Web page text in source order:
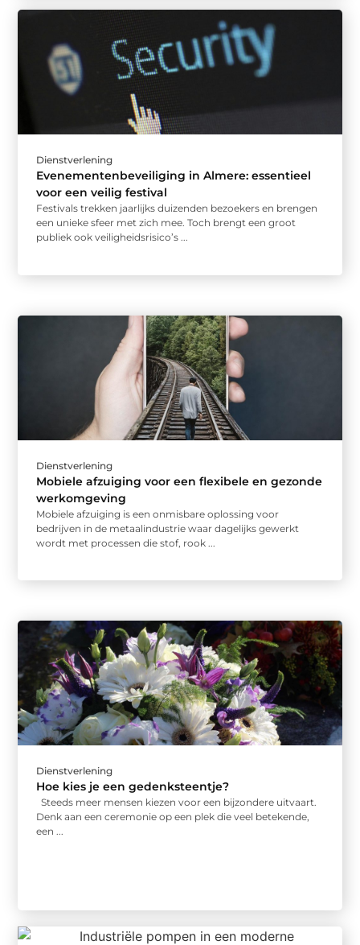
Dienstverlening
Evenementenbeveiliging in Almere: essentieel
voor een veilig festival
Festivals trekken jaarlijks duizenden bezoekers en brengen
een unieke sfeer met zich mee. Toch brengt een groot
publiek ook veiligheidsrisico’s ...
Dienstverlening
Mobiele afzuiging voor een flexibele en gezonde
werkomgeving
Mobiele afzuiging is een onmisbare oplossing voor
bedrijven in de metaalindustrie waar dagelijks gewerkt
wordt met processen die stof, rook ...
Dienstverlening
Hoe kies je een gedenksteentje?
Steeds meer mensen kiezen voor een bijzondere uitvaart.
Denk aan een ceremonie op een plek die veel betekende,
een ...